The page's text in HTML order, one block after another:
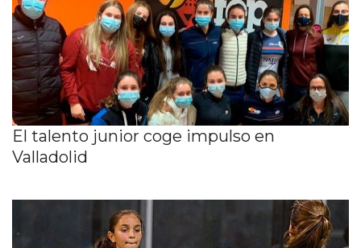
El talento junior coge impulso en
Valladolid